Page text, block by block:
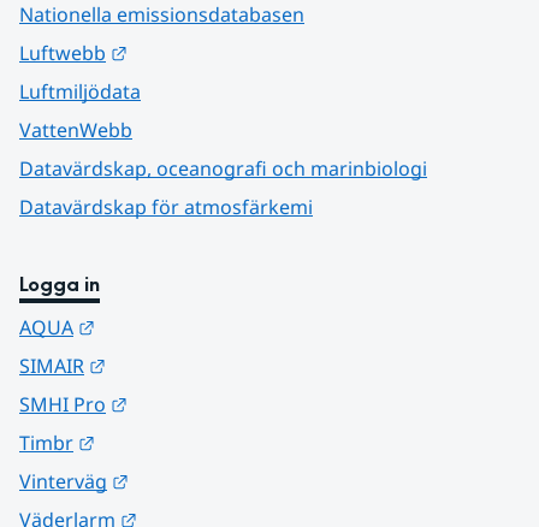
Nationella emissionsdatabasen
Luftwebb
Luftmiljödata
VattenWebb
Datavärdskap, oceanografi och marinbiologi
Datavärdskap för atmosfärkemi
Logga in
AQUA
SIMAIR
SMHI Pro
Timbr
Vinterväg
Väderlarm